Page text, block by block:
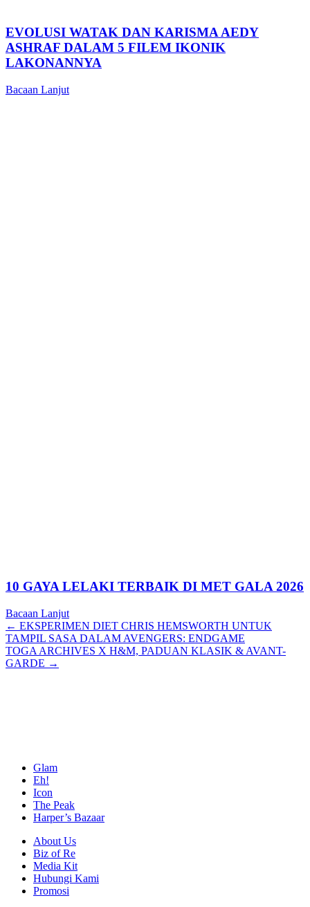
EVOLUSI WATAK DAN KARISMA AEDY
ASHRAF DALAM 5 FILEM IKONIK
LAKONANNYA
Bacaan Lanjut
10 GAYA LELAKI TERBAIK DI MET GALA 2026
Bacaan Lanjut
Posts
navigation
← EKSPERIMEN DIET CHRIS HEMSWORTH UNTUK
TAMPIL SASA DALAM AVENGERS: ENDGAME
TOGA ARCHIVES X H&M, PADUAN KLASIK & AVANT-
GARDE →
Glam
Eh!
Icon
The Peak
Harper’s Bazaar
About Us
Biz of Re
Media Kit
Hubungi Kami
Promosi